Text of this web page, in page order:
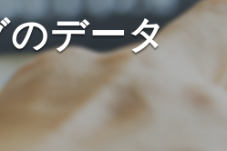
MODEL
森神匠
データ